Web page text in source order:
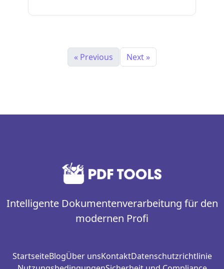
« Previous Next »
Intelligente Dokumentenverarbeitung für den
modernen Profi
StartseiteBlogÜber unsKontaktDatenschutzrichtlinie